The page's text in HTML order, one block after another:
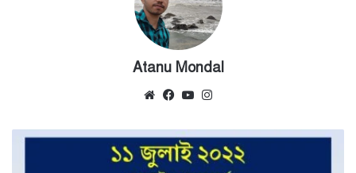
Atanu Mondal
WebsiteFacebook
YouTube
11th